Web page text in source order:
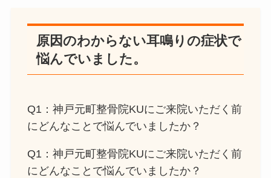
原因のわからない耳鳴りの症状で
悩んでいました。
Q1：神戸元町整骨院KUにご来院いただく前
にどんなことで悩んでいましたか？
Q1：神戸元町整骨院KUにご来院いただく前
にどんなことで悩んでいましたか？